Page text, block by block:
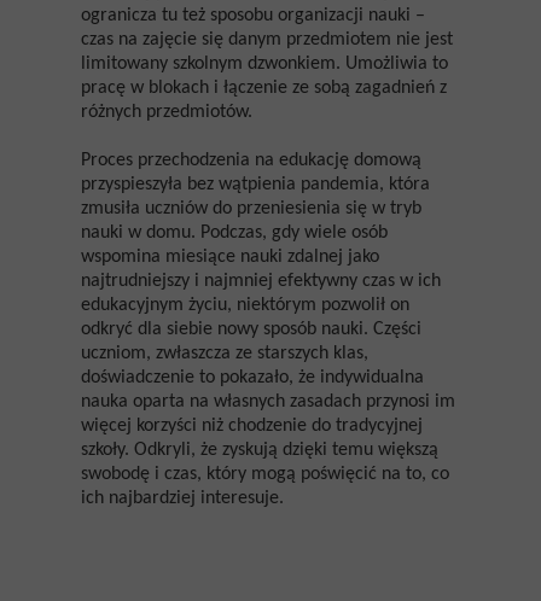
ogranicza tu też sposobu organizacji nauki –
czas na zajęcie się danym przedmiotem nie jest
limitowany szkolnym dzwonkiem. Umożliwia to
pracę w blokach i łączenie ze sobą zagadnień z
różnych przedmiotów.
Proces przechodzenia na edukację domową
przyspieszyła bez wątpienia pandemia, która
zmusiła uczniów do przeniesienia się w tryb
nauki w domu. Podczas, gdy wiele osób
wspomina miesiące nauki zdalnej jako
najtrudniejszy i najmniej efektywny czas w ich
edukacyjnym życiu, niektórym pozwolił on
odkryć dla siebie nowy sposób nauki. Części
uczniom, zwłaszcza ze starszych klas,
doświadczenie to pokazało, że indywidualna
nauka oparta na własnych zasadach przynosi im
więcej korzyści niż chodzenie do tradycyjnej
szkoły. Odkryli, że zyskują dzięki temu większą
swobodę i czas, który mogą poświęcić na to, co
ich najbardziej interesuje.